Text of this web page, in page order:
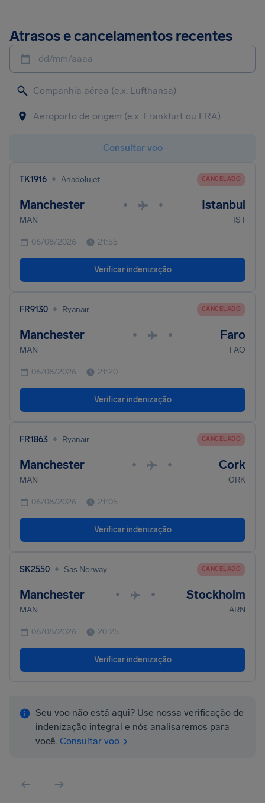
Atrasos e cancelamentos recentes
dd/mm/aaaa
Consultar voo
TK1916 • Anadolujet CANCELADO
Manchester • • Istanbul
MAN IST
06/08/2026 21:55
Verificar indenização
FR9130 • Ryanair CANCELADO
Manchester • • Faro
MAN FAO
06/08/2026 21:20
Verificar indenização
FR1863 • Ryanair CANCELADO
Manchester • • Cork
MAN ORK
06/08/2026 21:05
Verificar indenização
SK2550 • Sas Norway CANCELADO
Manchester • • Stockholm
MAN ARN
06/08/2026 20:25
Verificar indenização
Seu voo não está aqui? Use nossa verificação de
indenização integral e nós analisaremos para
você. Consultar voo